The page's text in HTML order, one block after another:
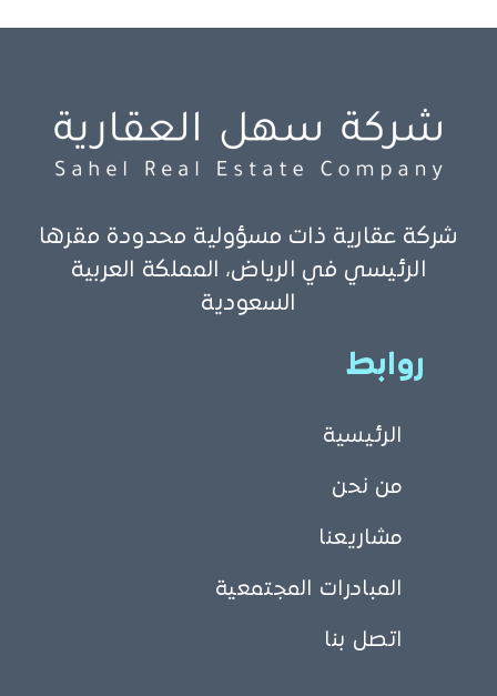
شركة عقارية ذات مسؤولية محدودة مقرها
الرئيسي في الرياض، المملكة العربية
السعودية
روابط
الرئيسية
من نحن
مشاريعنا
المبادرات المجتمعية
اتصل بنا